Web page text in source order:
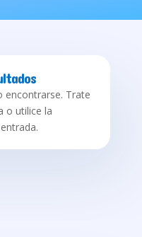
encontrarse. Trate
o utilice la